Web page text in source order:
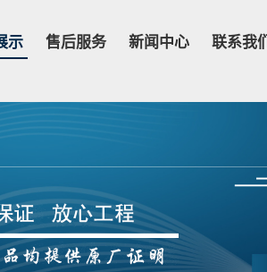
示 售后服务 新闻中心 联系我们